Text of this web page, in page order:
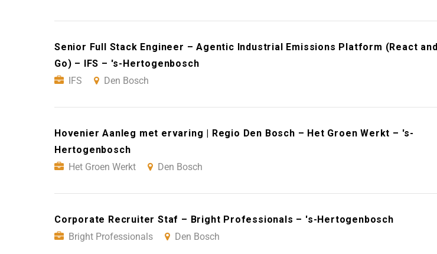
Senior Full Stack Engineer – Agentic Industrial Emissions Platform (React and
Go) – IFS – 's-Hertogenbosch
IFS
Den Bosch
Hovenier Aanleg met ervaring | Regio Den Bosch – Het Groen Werkt – 's-
Hertogenbosch
Het Groen Werkt
Den Bosch
Corporate Recruiter Staf – Bright Professionals – 's-Hertogenbosch
Bright Professionals
Den Bosch